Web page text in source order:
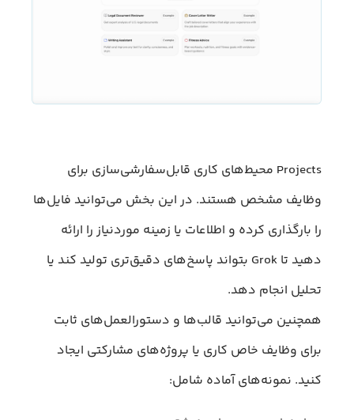
Projects محیط‌های کاری قابل‌سفارشی‌سازی برای
وظایف مشخص هستند. در این بخش می‌توانید فایل‌ها
را بارگذاری کرده و اطلاعات یا زمینه موردنیاز را ارائه
دهید تا Grok بتواند پاسخ‌های دقیق‌تری تولید کند یا
تحلیل انجام دهد.
همچنین می‌توانید قالب‌ها و دستورالعمل‌های ثابت
برای وظایف خاص کاری یا پروژه‌های مشارکتی ایجاد
کنید. نمونه‌های آماده شامل: